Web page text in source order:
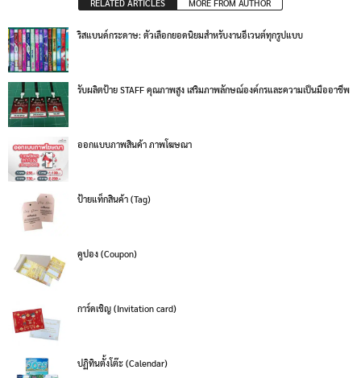
RELATED ARTICLES MORE FROM AUTHOR
ริสแบนด์กระดาษ: ตัวเลือกยอดนิยมสำหรับงานอีเวนต์ทุกรูปแบบ
รับผลิตป้าย STAFF คุณภาพสูง เสริมภาพลักษณ์องค์กรและความเป็นมืออาชีพ
ออกแบบภาพสินค้า ภาพโฆษณา
ป้ายแท็กสินค้า (Tag)
คูปอง (Coupon)
การ์ดเชิญ (Invitation card)
ปฏิทินตั้งโต๊ะ (Calendar)